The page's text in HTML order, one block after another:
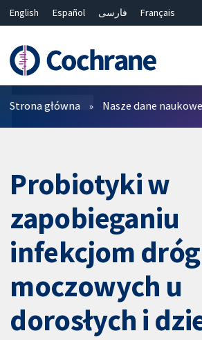
English Español فارسی
Français
Bahasa Malaysia
ไทย
繁體中文
简体中文
Filtry
Strona główna Nasze dane naukowe
Probiotyki w
zapobieganiu
infekcjom dróg
moczowych u
dorosłych i